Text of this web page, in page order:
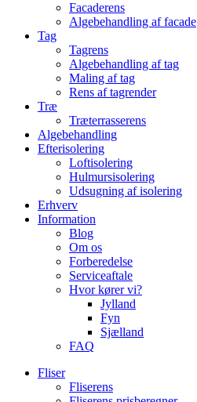
Facaderens
Algebehandling af facade
Tag
Tagrens
Algebehandling af tag
Maling af tag
Rens af tagrender
Træ
Træterrasserens
Algebehandling
Efterisolering
Loftisolering
Hulmursisolering
Udsugning af isolering
Erhverv
Information
Blog
Om os
Forberedelse
Serviceaftale
Hvor kører vi?
Jylland
Fyn
Sjælland
FAQ
Fliser
Fliserens